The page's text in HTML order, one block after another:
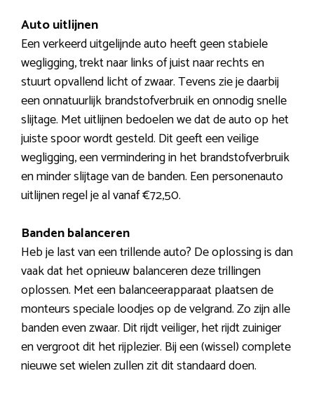
Auto uitlijnen
Een verkeerd uitgelijnde auto heeft geen stabiele
wegligging, trekt naar links of juist naar rechts en
stuurt opvallend licht of zwaar. Tevens zie je daarbij
een onnatuurlijk brandstofverbruik en onnodig snelle
slijtage. Met uitlijnen bedoelen we dat de auto op het
juiste spoor wordt gesteld. Dit geeft een veilige
wegligging, een vermindering in het brandstofverbruik
en minder slijtage van de banden. Een personenauto
uitlijnen regel je al vanaf €72,50.
Banden balanceren
Heb je last van een trillende auto? De oplossing is dan
vaak dat het opnieuw balanceren deze trillingen
oplossen. Met een balanceerapparaat plaatsen de
monteurs speciale loodjes op de velgrand. Zo zijn alle
banden even zwaar. Dit rijdt veiliger, het rijdt zuiniger
en vergroot dit het rijplezier. Bij een (wissel) complete
nieuwe set wielen zullen zit dit standaard doen.